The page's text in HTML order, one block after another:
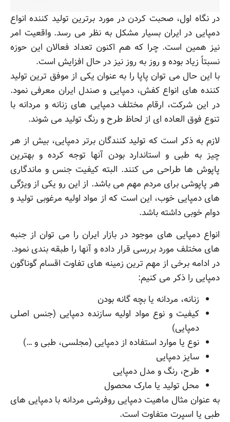
در نگاه اول، صحبت کردن در مورد برترین تولید کننده انواع
دمپایی در ایران بسیار مشکل به نظر می رسد. واقعیت امر
نیز همین است. چرا که هم اکنون تعداد فعالان این حوزه
نسبتاً زیاد بوده و روز به روز نیز در حال افزایش است.
با این حال می توان پاپا را به عنوان یکی از موفق ترین تولید
کننده های انواع کفش، دمپایی و صندل ایران معرفی نمود.
در این شرکت، ارقام مختلف دمپایی های زنانه و مردانه با
تنوع فوق العاده ای از لحاظ طرح و رنگ تولید می شوند.
لازم به ذکر است که تولید کنندگان برتر دمپایی، بیش از هر
چیز به طبی و استاندارد بودن آنها توجه کرده و بهترین
پاپوش ها طراحی می کنند. البته کیفیت جنس و ماندگاری
هر پاپوشی برای مردم مهم می باشد. از این رو یکی از ویژگی
های دمپایی خوب، این است که از مواد اولیه مرغوبی تولید و
دوام خوبی داشته باشد.
انواع دمپایی های موجود در بازار ایران را می توان از جنبه
های مختلف مورد بررسی قرار داده و آنها را طبقه بندی نمود.
در ادامه برخی از مهم ترین زمینه های تفاوت اقسام گوناگون
دمپایی را ذکر می کنیم:
زنانه، مردانه یا بچه گانه بودن
کیفیت و نوع مواد اولیه سازنده دمپایی (جنس اصلی
دمپایی)
نوع یا موارد استفاده از دمپایی (مجلسی، طبی و …)
سایز دمپایی
طرح، رنگ و مدل دمپایی
محل تولید یا مارک محصول
به عنوان مثال ماهیت دمپایی روفرشی مردانه با دمپایی های
طبی یا اسپرت متفاوت است.